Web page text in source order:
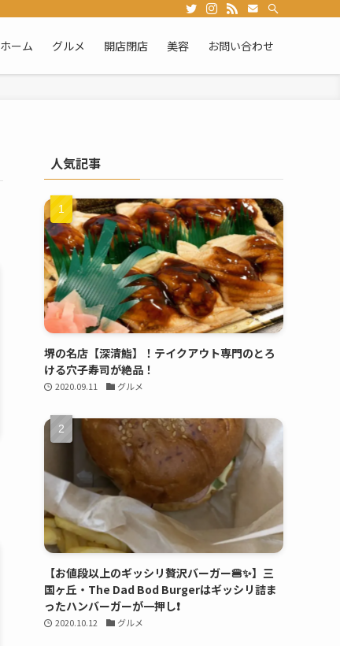
ホーム グルメ 開店閉店 美容 お問い合わせ
人気記事
堺の名店【深清鮨】！テイクアウト専門のとろ
ける穴子寿司が絶品！
2020.09.11 グルメ
【お値段以上のギッシリ贅沢バーガー🍔✨】三
国ヶ丘・The Dad Bod Burgerはギッシリ詰ま
ったハンバーガーが一押し❗️
2020.10.12 グルメ